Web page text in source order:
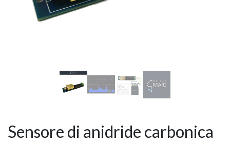
Sensore di anidride carbonica